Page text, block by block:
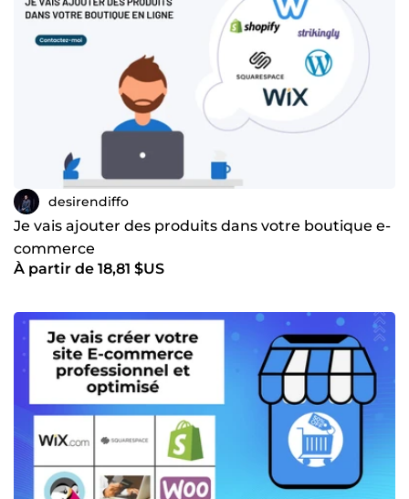
desirendiffo
Je vais ajouter des produits dans votre boutique e-
commerce
À partir de 18,81 $US